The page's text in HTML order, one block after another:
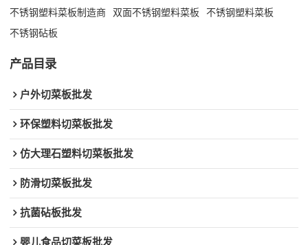
不锈钢塑料菜板制造商 双面不锈钢塑料菜板 不锈钢塑料菜板
不锈钢砧板
产品目录
户外切菜板批发
环保塑料切菜板批发
仿大理石塑料切菜板批发
防滑切菜板批发
抗菌砧板批发